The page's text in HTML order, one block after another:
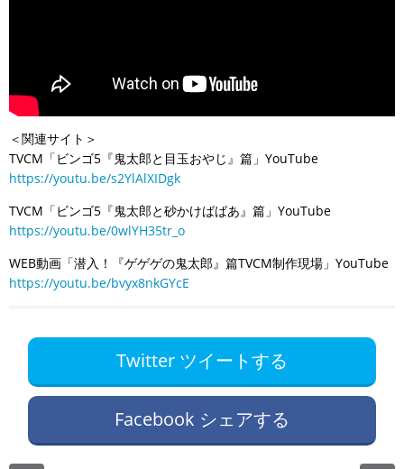
＜関連サイト＞
TVCM「ビンゴ5『鬼太郎と目玉おやじ』篇」YouTube
https://youtu.be/s2YlAlXIDgk
TVCM「ビンゴ5『鬼太郎と砂かけばばあ』篇」YouTube
https://youtu.be/0wlYH35tr_o
WEB動画「潜入！『ゲゲゲの鬼太郎』篇TVCM制作現場」YouTube
https://youtu.be/bvyx8nkGYcE
Twitter ツイートする
Facebook シェアする